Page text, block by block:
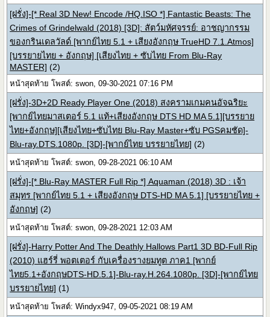
[ฝรั่ง]-[* Real 3D New! Encode /HQ.ISO *] Fantastic Beasts: The
Crimes of Grindelwald (2018) [3D]: สัตว์มหัศจรรย์: อาชญากรรม
ของกรินเดลวัลด์ [พากย์ไทย 5.1 + เสียงอังกฤษ TrueHD 7.1.Atmos]
[บรรยายไทย + อังกฤษ] [เสียงไทย + ซับไทย From Blu-Ray
MASTER] (2)
หน้าสุดท้าย โพสต์: swon, 09-30-2021 07:16 PM
[ฝรั่ง]-3D+2D Ready Player One (2018) สงครามเกมคนอัจฉริยะ
[พากย์ไทยมาสเตอร์ 5.1 แท้+เสียงอังกฤษ DTS HD MA 5.1][บรรยาย
ไทย+อังกฤษ][เสียงไทย+ซับไทย Blu-Ray Master+ซับ PGSคมชัด]-
Blu-ray.DTS.1080p. [3D]-[พากย์ไทย บรรยายไทย] (2)
หน้าสุดท้าย โพสต์: swon, 09-28-2021 06:10 AM
[ฝรั่ง]-[* Blu-Ray MASTER Full Rip *] Aquaman (2018) 3D : เจ้า
สมุทร [พากย์ไทย 5.1 + เสียงอังกฤษ DTS-HD MA 5.1] [บรรยายไทย +
อังกฤษ] (2)
หน้าสุดท้าย โพสต์: swon, 09-28-2021 12:03 AM
[ฝรั่ง]-Harry Potter And The Deathly Hallows Part1 3D BD-Full Rip
(2010) แฮร์รี่ พอตเตอร์ กับเครื่องรางยมทูต ภาค1 [พากย์
ไทย5.1+อังกฤษDTS-HD.5.1]-Blu-ray.H.264.1080p. [3D]-[พากย์ไทย
บรรยายไทย] (1)
หน้าสุดท้าย โพสต์: Windyx947, 09-05-2021 08:19 AM